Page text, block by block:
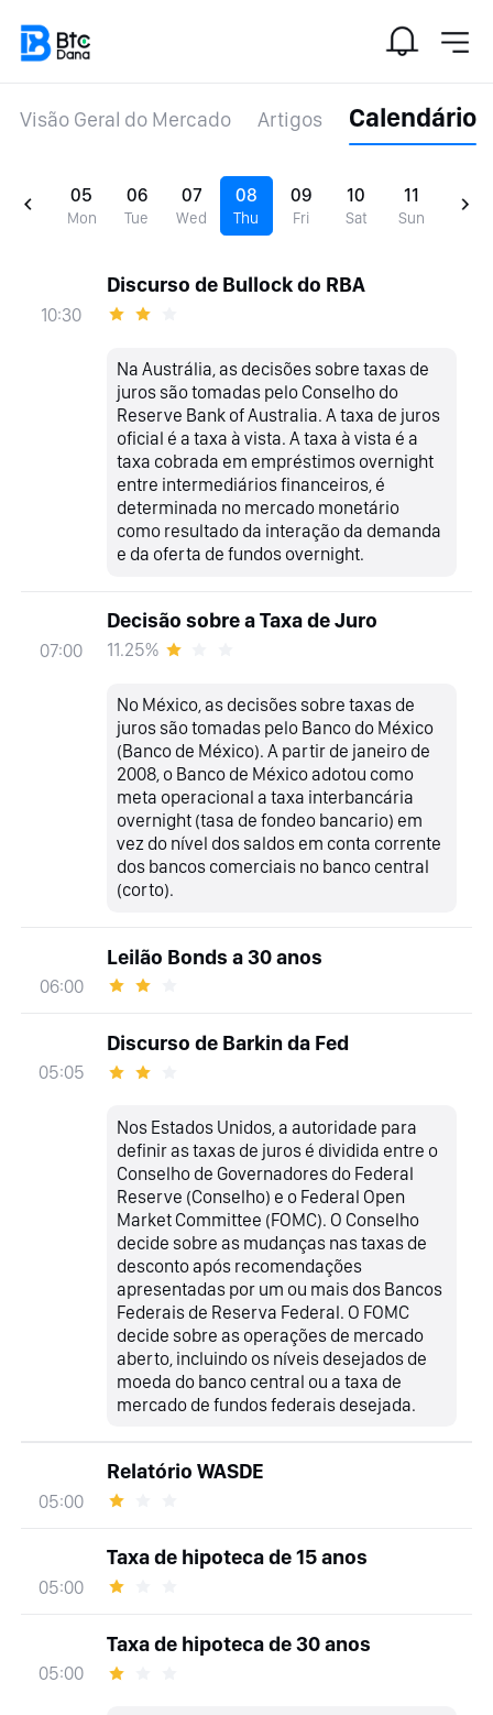
Visão Geral do Mercado Artigos Calendário
05
Mon
06
Tue
07
Wed
08
Thu
09
Fri
10
Sat
11
Sun
10:30
Discurso de Bullock do RBA
Na Austrália, as decisões sobre taxas de
juros são tomadas pelo Conselho do
Reserve Bank of Australia. A taxa de juros
oficial é a taxa à vista. A taxa à vista é a
taxa cobrada em empréstimos overnight
entre intermediários financeiros, é
determinada no mercado monetário
como resultado da interação da demanda
e da oferta de fundos overnight.
07:00
Decisão sobre a Taxa de Juro
11.25%
No México, as decisões sobre taxas de
juros são tomadas pelo Banco do México
(Banco de México). A partir de janeiro de
2008, o Banco de México adotou como
meta operacional a taxa interbancária
overnight (tasa de fondeo bancario) em
vez do nível dos saldos em conta corrente
dos bancos comerciais no banco central
(corto).
06:00
Leilão Bonds a 30 anos
05:05
Discurso de Barkin da Fed
Nos Estados Unidos, a autoridade para
definir as taxas de juros é dividida entre o
Conselho de Governadores do Federal
Reserve (Conselho) e o Federal Open
Market Committee (FOMC). O Conselho
decide sobre as mudanças nas taxas de
desconto após recomendações
apresentadas por um ou mais dos Bancos
Federais de Reserva Federal. O FOMC
decide sobre as operações de mercado
aberto, incluindo os níveis desejados de
moeda do banco central ou a taxa de
mercado de fundos federais desejada.
05:00
Relatório WASDE
05:00
Taxa de hipoteca de 15 anos
05:00
Taxa de hipoteca de 30 anos